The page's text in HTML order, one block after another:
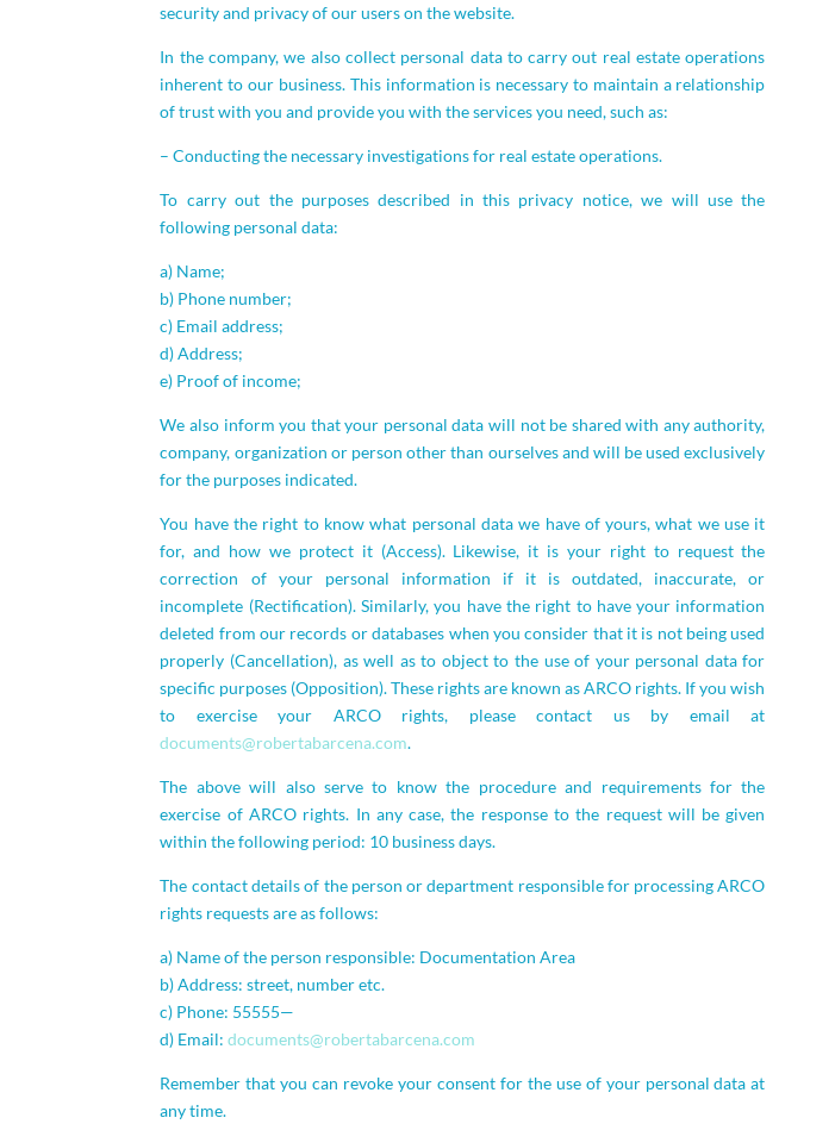
security and privacy of our users on the website.
In the company, we also collect personal data to carry out real estate operations
inherent to our business. This information is necessary to maintain a relationship
of trust with you and provide you with the services you need, such as:
– Conducting the necessary investigations for real estate operations.
To carry out the purposes described in this privacy notice, we will use the
following personal data:
a) Name;
b) Phone number;
c) Email address;
d) Address;
e) Proof of income;
We also inform you that your personal data will not be shared with any authority,
company, organization or person other than ourselves and will be used exclusively
for the purposes indicated.
You have the right to know what personal data we have of yours, what we use it
for, and how we protect it (Access). Likewise, it is your right to request the
correction of your personal information if it is outdated, inaccurate, or
incomplete (Rectification). Similarly, you have the right to have your information
deleted from our records or databases when you consider that it is not being used
properly (Cancellation), as well as to object to the use of your personal data for
specific purposes (Opposition). These rights are known as ARCO rights. If you wish
to exercise your ARCO rights, please contact us by email at
documents@robertabarcena.com.
The above will also serve to know the procedure and requirements for the
exercise of ARCO rights. In any case, the response to the request will be given
within the following period: 10 business days.
The contact details of the person or department responsible for processing ARCO
rights requests are as follows:
a) Name of the person responsible: Documentation Area
b) Address: street, number etc.
c) Phone: 55555—
d) Email:documents@robertabarcena.com
Remember that you can revoke your consent for the use of your personal data at
any time.